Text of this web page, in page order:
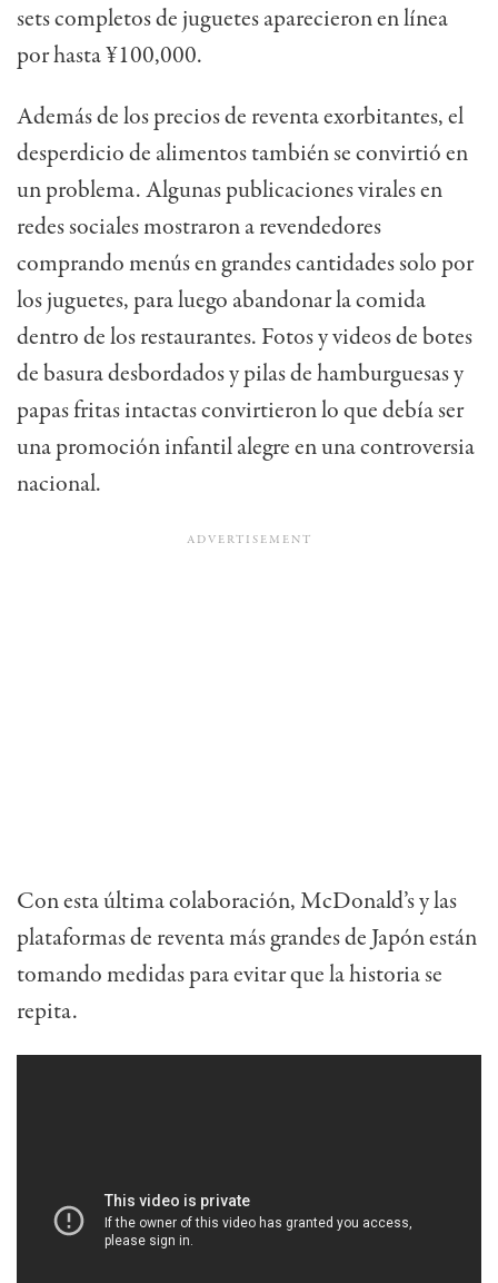
sets completos de juguetes aparecieron en línea
por hasta ¥100,000.
Además de los precios de reventa exorbitantes, el
desperdicio de alimentos también se convirtió en
un problema. Algunas publicaciones virales en
redes sociales mostraron a revendedores
comprando menús en grandes cantidades solo por
los juguetes, para luego abandonar la comida
dentro de los restaurantes. Fotos y videos de botes
de basura desbordados y pilas de hamburguesas y
papas fritas intactas convirtieron lo que debía ser
una promoción infantil alegre en una controversia
nacional.
Con esta última colaboración, McDonald’s y las
plataformas de reventa más grandes de Japón están
tomando medidas para evitar que la historia se
repita.